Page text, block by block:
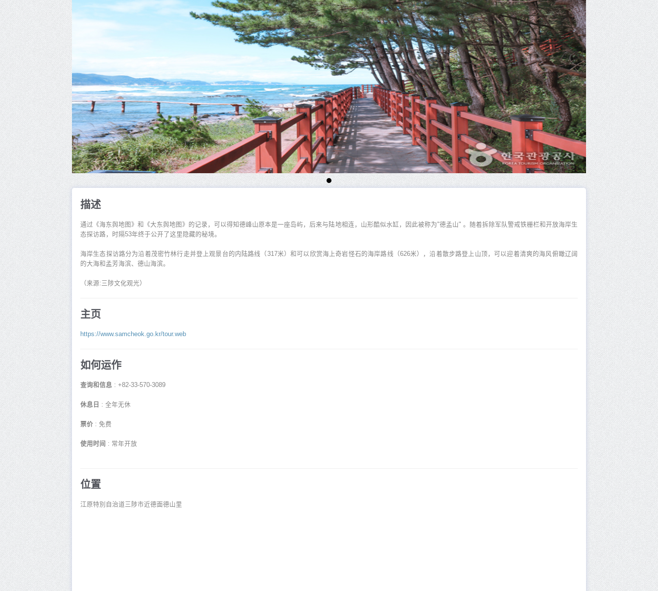
描述
通过《海东舆地图》和《大东舆地图》的记录，可以得知德峰山原本是一座岛屿，后来与陆地相连，山形酷似水缸，因此被称为"德孟山" 。随着拆除军队警戒铁栅栏和开放海岸生
态探访路，时隔53年终于公开了这里隐藏的秘境。
海岸生态探访路分为沿着茂密竹林行走并登上观景台的内陆路线（317米）和可以欣赏海上奇岩怪石的海岸路线（626米），沿着散步路登上山顶，可以迎着清爽的海风俯瞰辽阔
的大海和孟芳海滨、德山海滨。
（来源:三陟文化观光）
主页
https://www.samcheok.go.kr/tour.web
如何运作
查询和信息 : +82-33-570-3089
休息日 : 全年无休
票价 : 免费
使用时间 : 常年开放
位置
江原特別自治道三陟市近德面德山里